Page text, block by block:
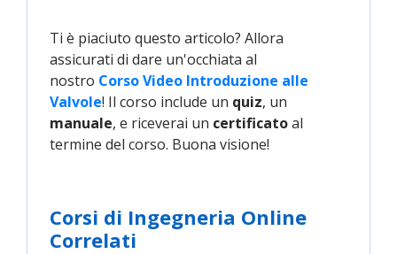
Ti è piaciuto questo articolo? Allora
assicurati di dare un'occhiata al
nostro Corso Video Introduzione alle
Valvole! Il corso include un quiz, un
manuale, e riceverai un certificatoal
termine del corso. Buona visione!
Corsi di Ingegneria Online
Correlati